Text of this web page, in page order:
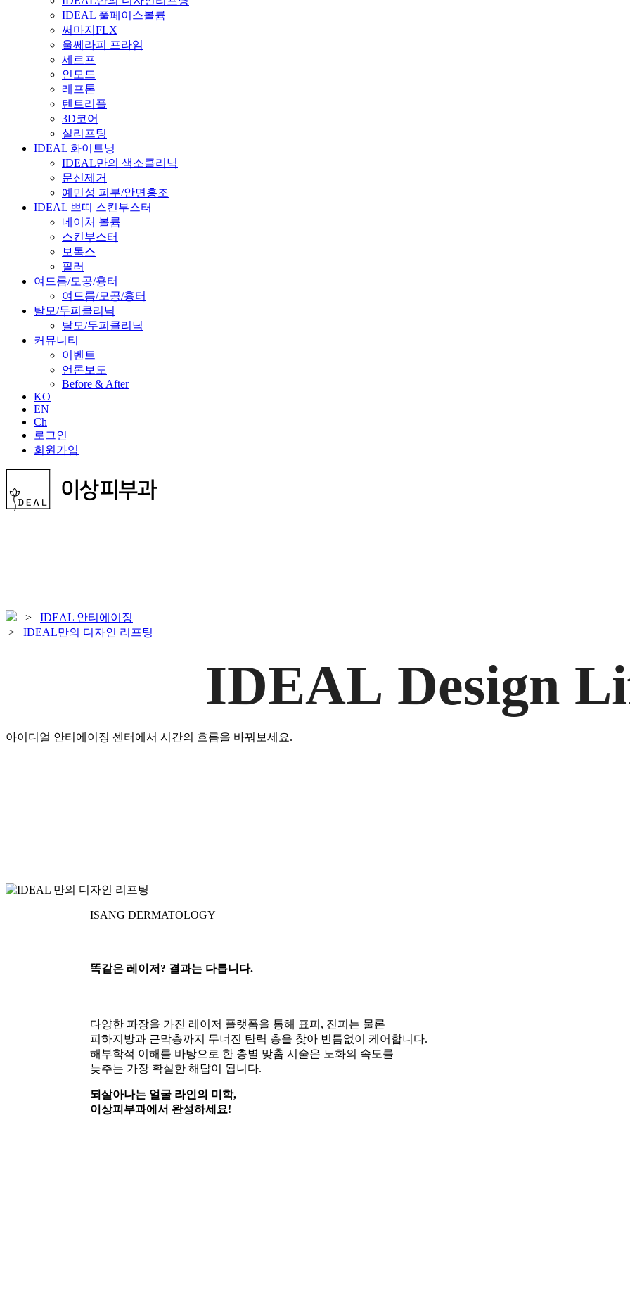
IDEAL 풀페이스볼륨
써마지FLX
울쎄라피 프라임
세르프
인모드
레프톤
텐트리플
3D코어
실리프팅
IDEAL 화이트닝
IDEAL만의 색소클리닉
문신제거
예민성 피부/안면홍조
IDEAL 쁘띠 스킨부스터
네이처 볼륨
스킨부스터
보톡스
필러
여드름/모공/흉터
여드름/모공/흉터
탈모/두피클리닉
탈모/두피클리닉
커뮤니티
이벤트
언론보도
Before & After
KO
EN
Ch
로그인
회원가입
> IDEAL 안티에이징
> IDEAL만의 디자인 리프팅
IDEAL Design Li
아이디얼 안티에이징 센터에서 시간의 흐름을 바꿔보세요.
ISANG DERMATOLOGY
똑같은 레이저? 결과는 다릅니다.
다양한 파장을 가진 레이저 플랫폼을 통해 표피, 진피는 물론
피하지방과 근막층까지 무너진 탄력 층을 찾아 빈틈없이 케어합니다.
해부학적 이해를 바탕으로 한 층별 맞춤 시술은 노화의 속도를
늦추는 가장 확실한 해답이 됩니다.
되살아나는 얼굴 라인의 미학,
이상피부과에서 완성하세요!